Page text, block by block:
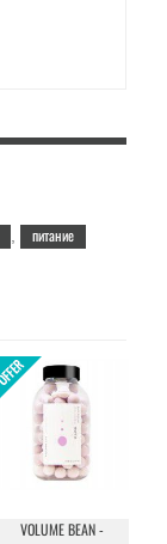
питание
VOLUME BEAN -